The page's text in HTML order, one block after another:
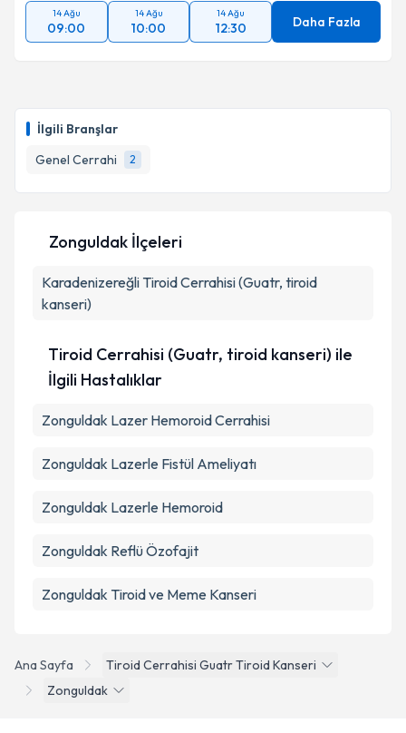
İlgili Branşlar
Genel Cerrahi
2
14 Ağu
09:00
14 Ağu
10:00
14 Ağu
12:30 Daha Fazla
Ana Sayfa
Tiroid Cerrahisi Guatr Tiroid Kanseri
Zonguldak
Zonguldak İlçeleri
Karadenizereğli Tiroid Cerrahisi (Guatr, tiroid
kanseri)
Tiroid Cerrahisi (Guatr, tiroid kanseri) ile
İlgili Hastalıklar
Zonguldak Lazer Hemoroid Cerrahisi
Zonguldak Lazerle Fistül Ameliyatı
Zonguldak Lazerle Hemoroid
Zonguldak Reflü Özofajit
Zonguldak Tiroid ve Meme Kanseri